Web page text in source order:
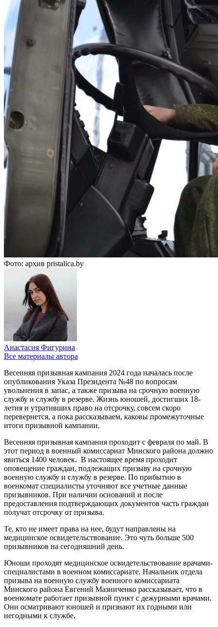
Фото: архив pristalica.by
Анастасия Фигурина
Все материалы автора
Весенняя призывная кампания 2024 года началась после
опубликования Указа Президента №48 по вопросам
увольнения в запас, а также призыва на срочную военную
службу и службу в резерве. Жизнь юношей, достигших 18-
летия и утративших право на отсрочку, совсем скоро
перевернется, а пока рассказываем, каковы промежуточные
итоги призывной кампании.
Весенняя призывная кампания проходит с февраля по май. В
этот период в военный комиссариат Минского района должно
явиться 1400 человек. В настоящее время проходит
оповещение граждан, подлежащих призыву на срочную
военную службу и службу в резерве. По прибытию в
военкомат специалисты уточняют все учетные данные
призывников. При наличии оснований и после
предоставления подтверждающих документов часть граждан
получат отсрочку от призыва.
Те, кто не имеет права на нее, будут направлены на
медицинское освидетельствование. Это чуть больше 500
призывников на сегодняшний день.
Юноши проходят медицинское освидетельствование врачами-
специалистами в военном комиссариате. Начальник отдела
призыва на военную службу военного комиссариата
Минского района Евгений Мазниченко рассказывает, что в
военкомате работает призывной пункт с дежурными врачами.
Они осматривают юношей и признают их годными или
негодными к службе.